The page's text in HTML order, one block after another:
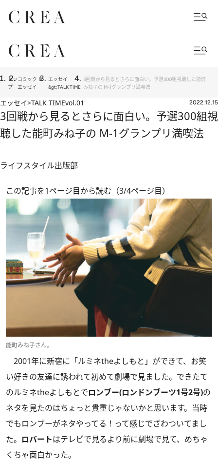
トッ
プ
コミック ＆
エッセイ
エッセイ
&gt;TALK TIME
3回戦から見るとさらに面白い。予選300組視聴した能町
みね子の M-1グランプリ満喫法
エッセイ>TALK TIMEvol.01 2022.12.15
3回戦から見るとさらに面白い。予選300組視
聴した能町みね子の M-1グランプリ満喫法
ライフスタイル出版部
この記事を1ページ目から読む（3/4ページ目）
能町みね子さん。
2001年に新宿に「ルミネtheよしもと」ができて、お笑
い好きの友達に誘われて初めて劇場で見ました。できたて
のルミネtheよしもとでロンブー(ロンドンブーツ1号2号)の
ネタを見たのはちょっと貴重じゃないかと思います。当時
でもロンブーがネタやってる！って感じでざわついてまし
た。 ロバートはテレビで見るより前に劇場で見て、めちゃ
くちゃ面白かった。